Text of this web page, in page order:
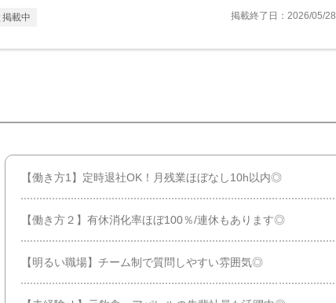
載中 掲載終了日：2026/05/28
【働き方1】定時退社OK！月残業ほぼなし10h以内◎
【働き方２】有休消化率ほぼ100％/連休もあります◎
【明るい職場】チーム制で質問しやすい雰囲気◎